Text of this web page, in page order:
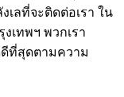
ลที่จะติดต่อเรา ใน
เทพฯ พวกเรา
ที่สุดตามความ